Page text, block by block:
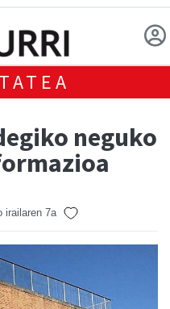
neguko
irailaren 7a